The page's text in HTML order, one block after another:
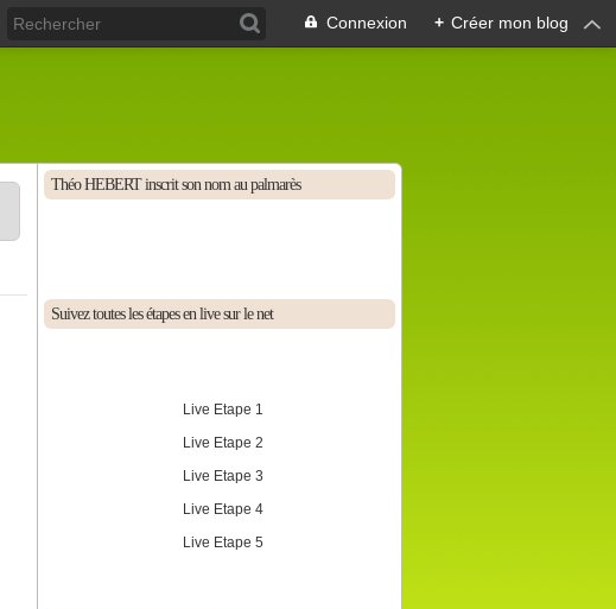
Connexion + Créer mon blog
Théo HEBERT inscrit son nom au palmarès
Suivez toutes les étapes en live sur le net
Live Etape 1
Live Etape 2
Live Etape 3
Live Etape 4
Live Etape 5